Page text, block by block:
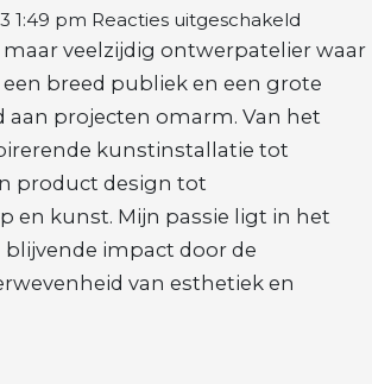
1:49 pm Reacties uitgeschakeld
Melissa
veelzijdig ontwerpatelier waar
breed publiek en een grote
aan projecten omarm. Van het
kunstinstallatie tot
product design tot
en kunst. Mijn passie ligt in het
blijvende impact door de
van esthetiek en